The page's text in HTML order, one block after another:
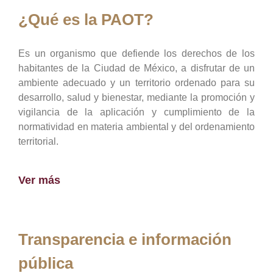
¿Qué es la PAOT?
Es un organismo que defiende los derechos de los
habitantes de la Ciudad de México, a disfrutar de un
ambiente adecuado y un territorio ordenado para su
desarrollo, salud y bienestar, mediante la promoción y
vigilancia de la aplicación y cumplimiento de la
normatividad en materia ambiental y del ordenamiento
territorial.
Ver más
Transparencia e información
pública